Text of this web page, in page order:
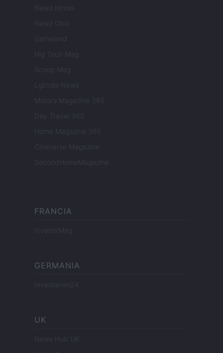
Newz Illinois
Newz Ohio
Gameland
Hig Tech Mag
Scoop Mag
Lgbtqia News
Motors Magazine 365
Day Travel 365
Home Magazine 365
Cineverse Magazine
SecondHomeMagazine
FRANCIA
InvestirMag
GERMANIA
Investieren24
UK
News Hub UK